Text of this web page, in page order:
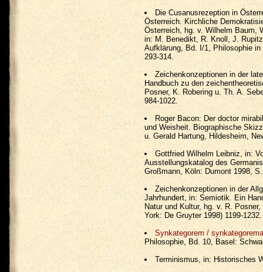
Die Cusanusrezeption in
Österreich. Kirchliche
Österreich, hg. v. Wilhelm Baum,
in: M. Benedikt, R. Knoll, J.
Aufklärung, Bd. I/1, Philosophie
293-314.
Zeichenkonzeptionen in der
Handbuch zu den
Posner, K. Robering u. Th. A.
984-1022.
Roger Bacon: Der doctor
und Weisheit. Biographische
u. Gerald Hartung, Hildesheim,
Gottfried Wilhelm Leibniz, in:
Ausstellungskatalog des
Großmann, Köln: Dumont 1998,
Zeichenkonzeptionen in der
Jahrhundert, in: Semiotik. Ein
Natur und Kultur, hg. v. R.
York: De Gruyter 1998) 1199-1232.
Synkategorem /
Philosophie, Bd. 10, Basel:
Terminismus, in: Historisches